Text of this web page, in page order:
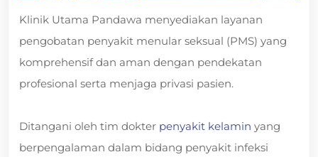
Klinik Utama Pandawa menyediakan layanan
pengobatan penyakit menular seksual (PMS) yang
komprehensif dan aman dengan pendekatan
profesional serta menjaga privasi pasien.
Ditangani oleh tim dokter penyakit kelamin yang
berpengalaman dalam bidang penyakit infeksi